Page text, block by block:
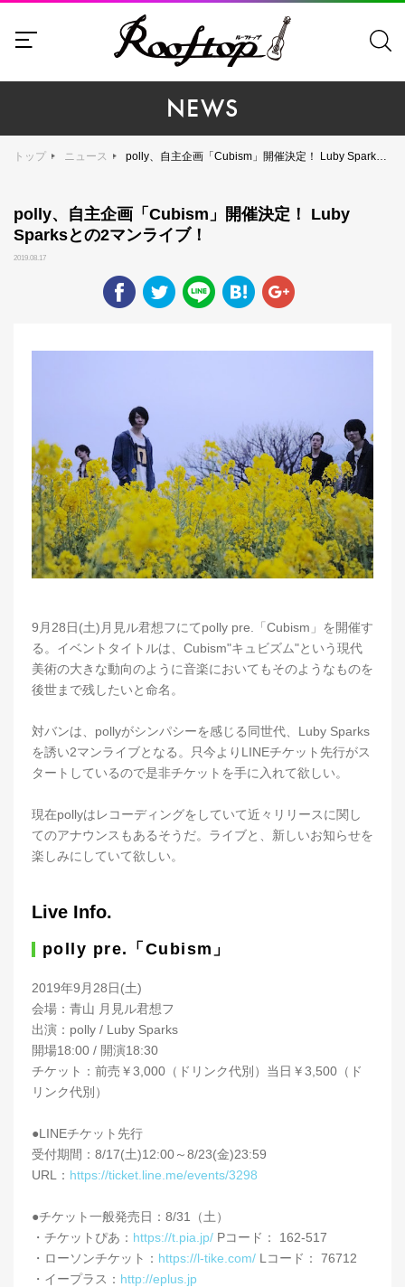
NEWS
トップ ニュース polly、自主企画「Cubism」開催決定！ Luby Sparksとの2マンライブ！
polly、自主企画「Cubism」開催決定！ Luby
Sparksとの2マンライブ！
2019.08.17
9月28日(土)月見ル君想フにてpolly pre.「Cubism」を開催す
る。イベントタイトルは、Cubism"キュビズム"という現代
美術の大きな動向のように音楽においてもそのようなものを
後世まで残したいと命名。
対バンは、pollyがシンパシーを感じる同世代、Luby Sparks
を誘い2マンライブとなる。只今よりLINEチケット先行がス
タートしているので是非チケットを手に入れて欲しい。
現在pollyはレコーディングをしていて近々リリースに関し
てのアナウンスもあるそうだ。ライブと、新しいお知らせを
楽しみにしていて欲しい。
Live Info.
polly pre.「Cubism」
2019年9月28日(土)
会場：青山 月見ル君想フ
出演：polly / Luby Sparks
開場18:00 / 開演18:30
チケット：前売￥3,000（ドリンク代別）当日￥3,500（ド
リンク代別）
●LINEチケット先行
受付期間：8/17(土)12:00～8/23(金)23:59
URL： https://ticket.line.me/events/3298
●チケット一般発売日：8/31（土）
・チケットぴあ： https://t.pia.jp/ Pコード： 162-517
・ローソンチケット： https://l-tike.com/ Lコード： 76712
・イープラス： http://eplus.jp